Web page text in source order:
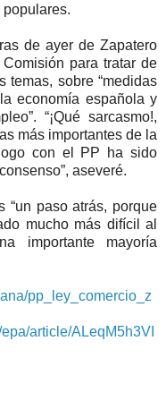
de ayer de Zapatero
para tratar de
temas, sobre “medidas
economía española y
“¡Qué sarcasmo!,
más importantes de la
con el PP ha sido
aseveré.
“un paso atrás, porque
mucho más difícil al
importante mayoría
pp_ley_comercio_z
article/ALeqM5h3VI